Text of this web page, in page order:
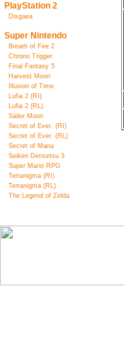
PlayStation 2
Disgaea
Super Nintendo
Breath of Fire 2
Chrono Trigger
Final Fantasy 5
Harvest Moon
Illusion of Time
Lufia 2 (RI)
Lufia 2 (RL)
Sailor Moon
Secret of Ever. (RI)
Secret of Ever. (RL)
Secret of Mana
Seiken Densetsu 3
Super Mario RPG
Terranigma (RI)
Terranigma (RL)
The Legend of Zelda